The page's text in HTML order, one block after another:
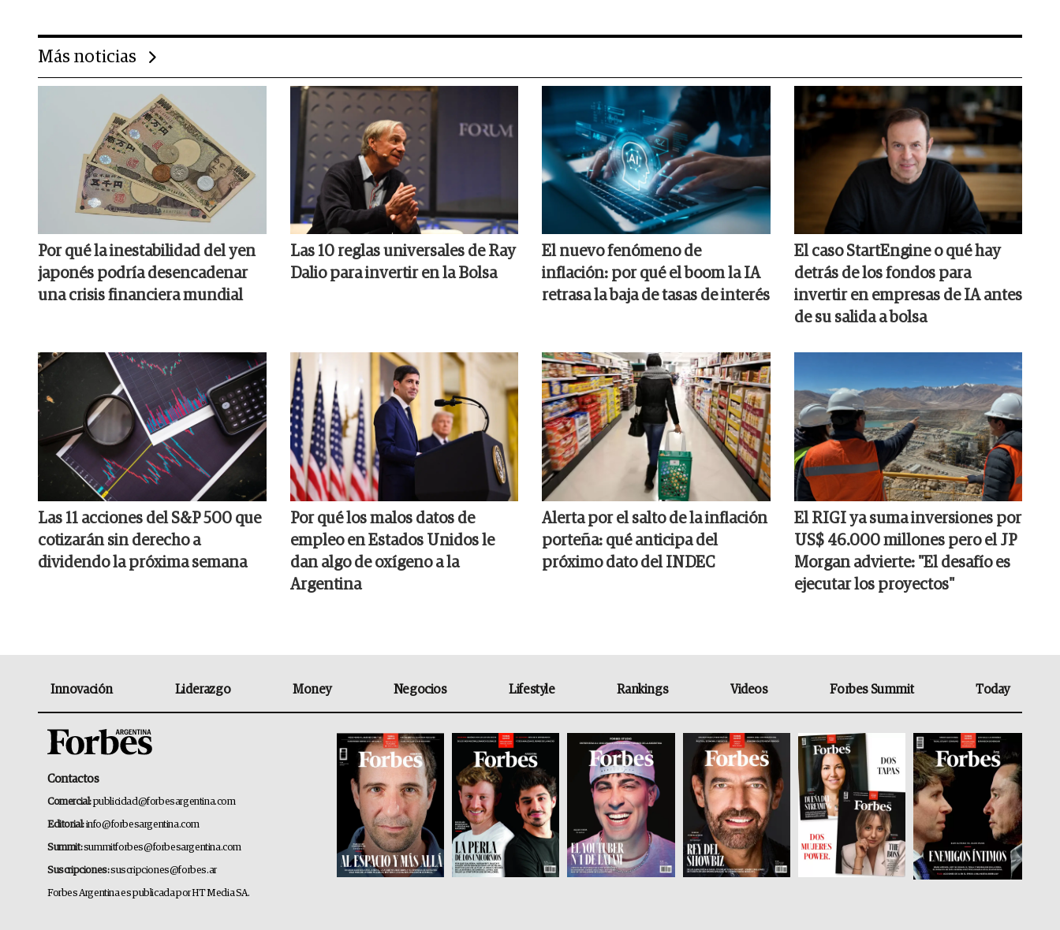
Más noticias
Por qué la inestabilidad del yen
japonés podría desencadenar
una crisis financiera mundial
Las 10 reglas universales de Ray
Dalio para invertir en la Bolsa
El nuevo fenómeno de
inflación: por qué el boom la IA
retrasa la baja de tasas de interés
El caso StartEngine o qué hay
detrás de los fondos para
invertir en empresas de IA antes
de su salida a bolsa
Las 11 acciones del S&P 500 que
cotizarán sin derecho a
dividendo la próxima semana
Por qué los malos datos de
empleo en Estados Unidos le
dan algo de oxígeno a la
Argentina
Alerta por el salto de la inflación
porteña: qué anticipa del
próximo dato del INDEC
El RIGI ya suma inversiones por
US$ 46.000 millones pero el JP
Morgan advierte: "El desafío es
ejecutar los proyectos"
Innovación Liderazgo Money Negocios Lifestyle Rankings Videos Forbes Summit Today
Contactos
Comercial:publicidad@forbesargentina.com
Editorial:info@forbesargentina.com
Summit:summitforbes@forbesargentina.com
Suscripciones:suscripciones@forbes.ar
Forbes Argentina es publicada por HT Media SA.